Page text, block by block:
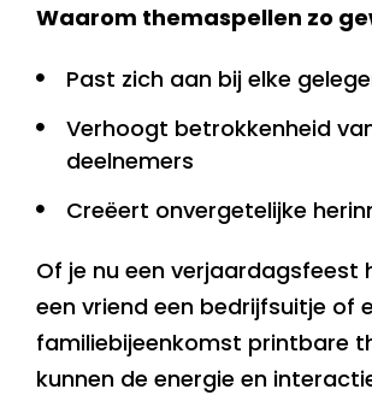
Waarom themaspellen zo
Past zich aan bij elke
Verhoogt betrokkenheid
deelnemers
Creëert onvergetelijke
Of je nu een verjaardagsfeest
een vriend een bedrijfsuitje of
familiebijeenkomst printbare
kunnen de energie en